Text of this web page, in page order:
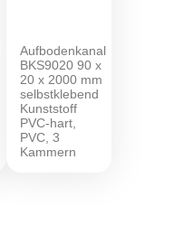
Aufbodenkanal
BKS9020 90 x
20 x 2000 mm
selbstklebend
Kunststoff
PVC-hart,
PVC, 3
Kammern